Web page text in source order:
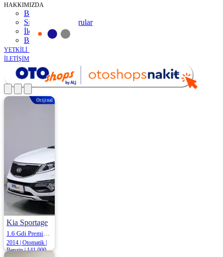
HAKKIMIZDA
Biz Kimiz
Sıkça Sorulan Sorular
İletişim
Basın Odası
YETKİLİ SATICILAR
İLETİŞİM
Orijinal
Kia Sportage
2014 | Otomatik |
Benzin | 141.000